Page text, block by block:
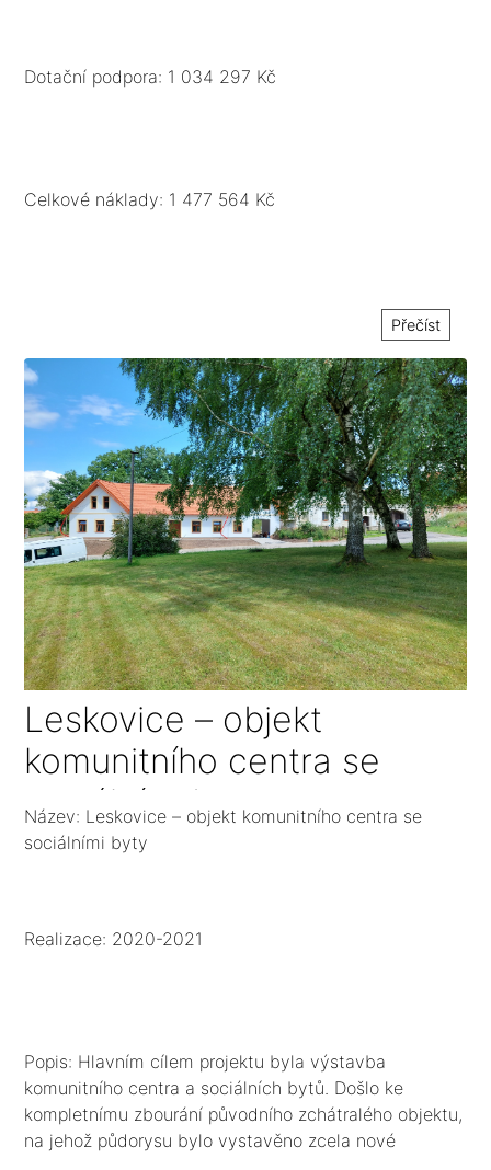
Dotační podpora: 1 034 297 Kč
Celkové náklady: 1 477 564 Kč
Přečíst
Leskovice – objekt
komunitního centra se
sociálními byty
Název: Leskovice – objekt komunitního centra se
sociálními byty
Realizace: 2020-2021
Popis: Hlavním cílem projektu byla výstavba
komunitního centra a sociálních bytů. Došlo ke
kompletnímu zbourání původního zchátralého objektu,
na jehož půdorysu bylo vystavěno zcela nové